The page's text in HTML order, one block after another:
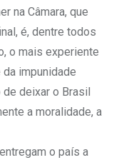
na Câmara, que
é, dentre todos
o mais experiente
impunidade
deixar o Brasil
a moralidade, a
o país a